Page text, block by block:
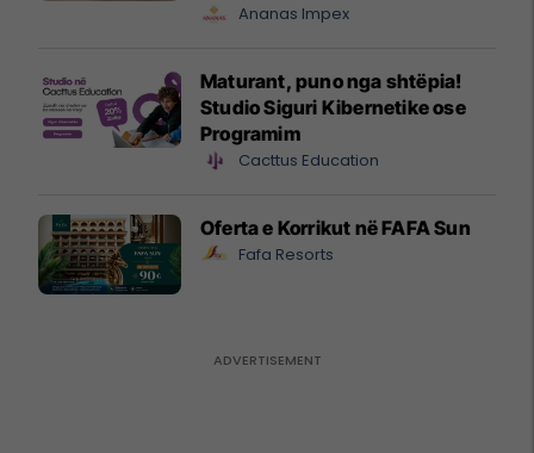
Ananas Impex
Maturant, puno nga shtëpia!
Studio Siguri Kibernetike ose
Programim
Cacttus Education
Oferta e Korrikut në FAFA Sun
Fafa Resorts